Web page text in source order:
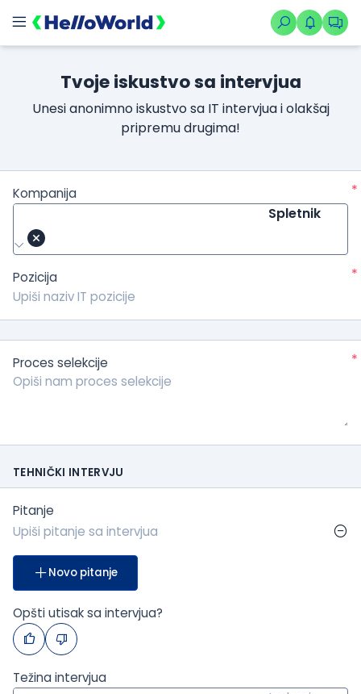
Tvoje iskustvo sa intervjua
Unesi anonimno iskustvo sa IT intervjua i olakšaj
pripremu drugima!
Kompanija
*
Spletnik
Pozicija *
Proces selekcije *
TEHNIČKI INTERVJU
Pitanje
Novo pitanje
Opšti utisak sa intervjua?
Težina intervjua